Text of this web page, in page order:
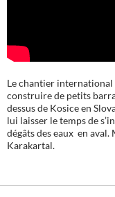
Le chantier international
construire de petits
dessus de Kosice en
lui laisser le temps de
dégâts des eaux en aval.
Karakartal.